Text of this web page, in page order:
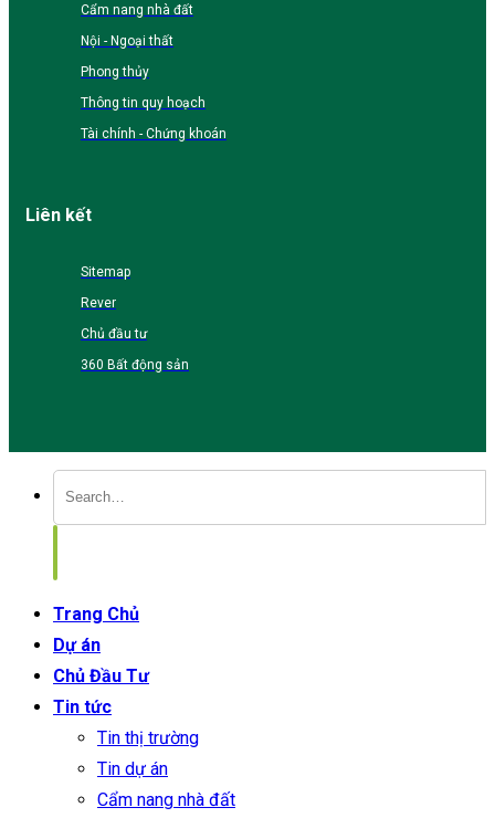
Cẩm nang nhà đất
Nội - Ngoại thất
Phong thủy
Thông tin quy hoạch
Tài chính - Chứng khoán
Liên kết
Sitemap
Rever
Chủ đầu tư
360 Bất động sản
Trang Chủ
Dự án
Chủ Đầu Tư
Tin tức
Tin thị trường
Tin dự án
Cẩm nang nhà đất